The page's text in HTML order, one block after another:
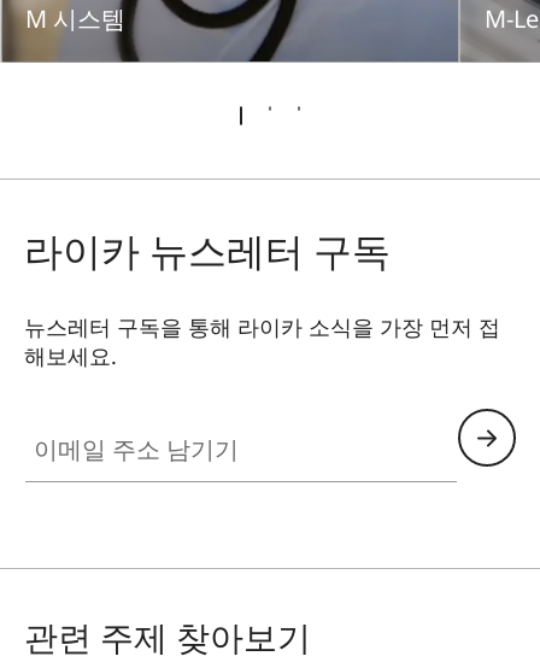
M 시스템 M-
라이카 뉴스레터 구독
뉴스레터 구독을 통해 라이카 소식을 가장 먼저 접
해보세요.
관련 주제 찾아보기